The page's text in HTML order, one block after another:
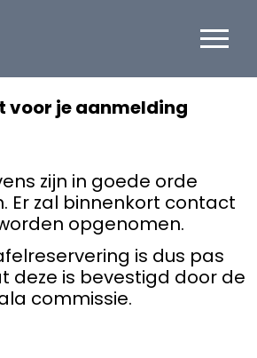
voor je aanmelding
zijn in goede orde
Er zal binnenkort contact
opgenomen.
is dus pas
deze is bevestigd door de
commissie.